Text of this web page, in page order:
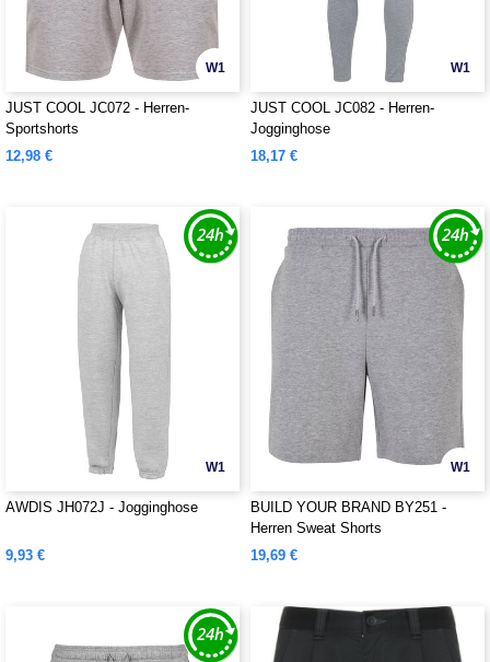
W1
JUST COOL JC072 - Herren-
Sportshorts
12,98 €
W1
JUST COOL JC082 - Herren-
Jogginghose
18,17 €
W1
AWDIS JH072J - Jogginghose
9,93 €
W1
BUILD YOUR BRAND BY251 -
Herren Sweat Shorts
19,69 €